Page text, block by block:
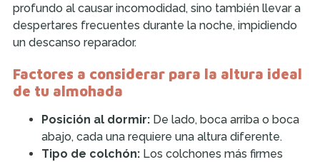
profundo al causar incomodidad, sino también llevar a
despertares frecuentes durante la noche, impidiendo
un descanso reparador.
Factores a considerar para la altura ideal
de tu almohada
Posición al dormir: De lado, boca arriba o boca
abajo, cada una requiere una altura diferente.
Tipo de colchón: Los colchones más firmes